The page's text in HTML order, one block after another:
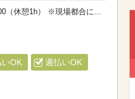
（休憩1h） ※現場都合に...
いOK 週払いOK